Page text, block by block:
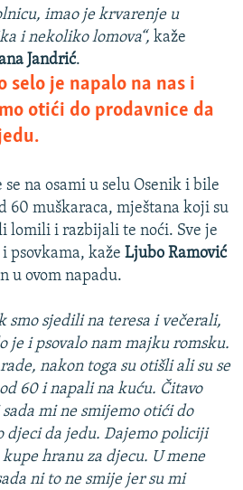
imao je krvarenje u
i nekoliko lomova“, kaže
Jandrić.
selo je napalo na nas i
otići do prodavnice da
se na osami u selu Osenik i bile
60 muškaraca, mještana koji su
lomili i razbijali te noći. Sve je
psovkama, kaže Ljubo Ramović
u ovom napadu.
smo sjedili na teresa i večerali,
je i psovalo nam majku romsku.
nakon toga su otišli ali su se
60 i napali na kuću. Čitavo
mi ne smijemo otići do
djeci da jedu. Dajemo policiji
hranu za djecu. U mene
ni to ne smije jer su mi